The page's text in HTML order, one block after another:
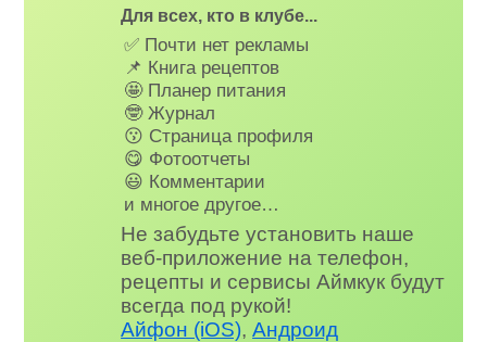
Для всех, кто в клубе...
✅ Почти нет рекламы
📌 Книга рецептов
🤩 Планер питания
🤓 Журнал
😗 Страница профиля
😋 Фотоотчеты
😃 Комментарии
и многое другое…
Не забудьте установить наше
веб-приложение на телефон,
рецепты и сервисы Аймкук будут
всегда под рукой!
Айфон (iOS),Андроид